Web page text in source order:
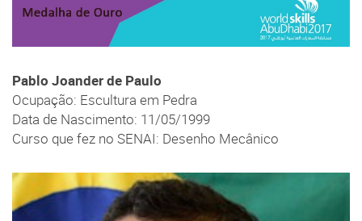
Pablo Joander de Paulo
Ocupação: Escultura em Pedra
Data de Nascimento: 11/05/1999
Curso que fez no SENAI: Desenho Mecânico